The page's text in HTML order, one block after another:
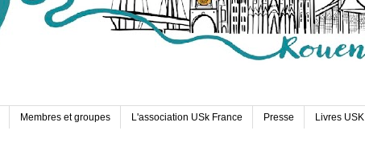
Membres et groupes L'association USk France Presse Livres USK